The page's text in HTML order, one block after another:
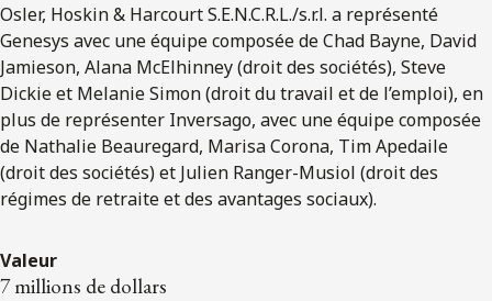
Osler, Hoskin & Harcourt S.E.N.C.R.L./s.r.l. a représenté
Genesys avec une équipe composée de Chad Bayne, David
Jamieson, Alana McElhinney (droit des sociétés), Steve
Dickie et Melanie Simon (droit du travail et de l’emploi), en
plus de représenter Inversago, avec une équipe composée
de Nathalie Beauregard, Marisa Corona, Tim Apedaile
(droit des sociétés) et Julien Ranger-Musiol (droit des
régimes de retraite et des avantages sociaux).
Valeur
7 millions de dollars